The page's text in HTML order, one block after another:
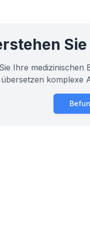
Ihre
übersetzen komplexe